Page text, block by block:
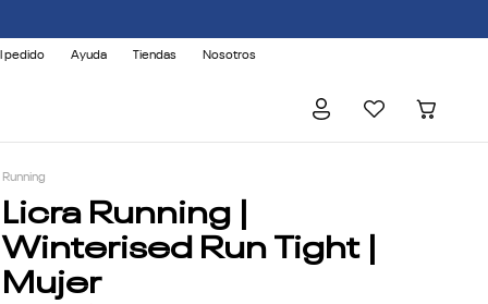
pedido Ayuda Tiendas Nosotros
Running
Licra Running |
Winterised Run Tight |
Mujer